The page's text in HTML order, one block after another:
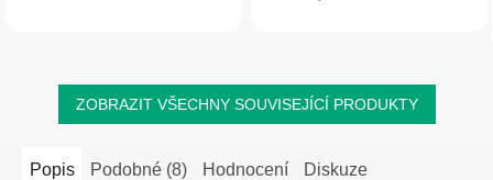
ZOBRAZIT VŠECHNY SOUVISEJÍCÍ PRODUKTY
Popis Podobné (8) Hodnocení Diskuze